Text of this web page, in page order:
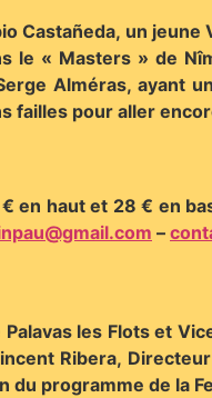
Castañeda, un
le « Masters » de
Alméras, ayant
failles pour aller
€ en haut et 28 € en
–
les Flots et
Ribera,
du programme de la